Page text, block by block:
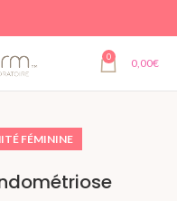
0 0,00€
FÉMININE